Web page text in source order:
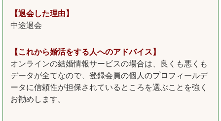
【退会した理由】
中途退会
【これから婚活をする人へのアドバイス】
オンラインの結婚情報サービスの場合は、良くも悪くも
データが全てなので、登録会員の個人のプロフィールデ
ータに信頼性が担保されているところを選ぶことを強く
お勧めします。